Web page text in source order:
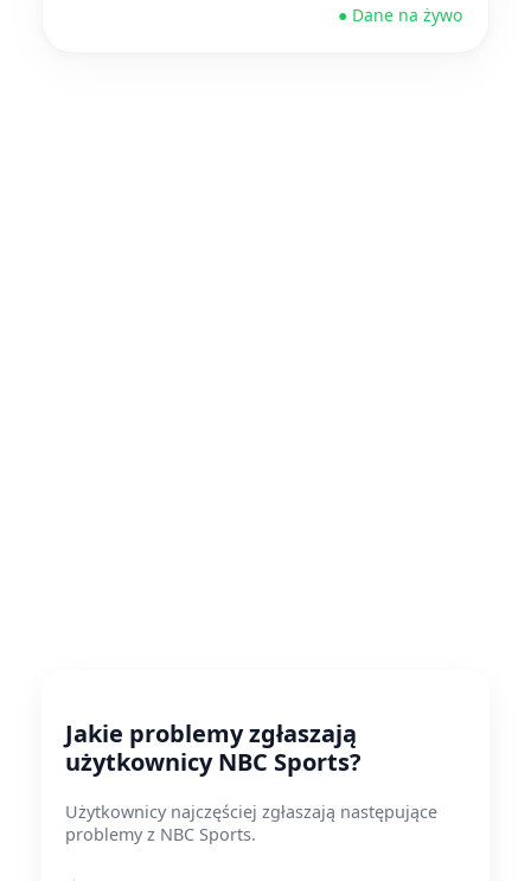
● Dane na żywo
Jakie problemy zgłaszają
użytkownicy NBC Sports?
Użytkownicy najczęściej zgłaszają następujące
problemy z NBC Sports.